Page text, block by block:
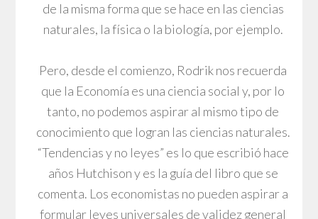
de la misma forma que se hace en las ciencias
naturales, la física o la biología, por ejemplo.
Pero, desde el comienzo, Rodrik nos recuerda
que la Economía es una ciencia social y, por lo
tanto, no podemos aspirar al mismo tipo de
conocimiento que logran las ciencias naturales.
“Tendencias y no leyes” es lo que escribió hace
años Hutchison y es la guía del libro que se
comenta. Los economistas no pueden aspirar a
formular leyes universales de validez general